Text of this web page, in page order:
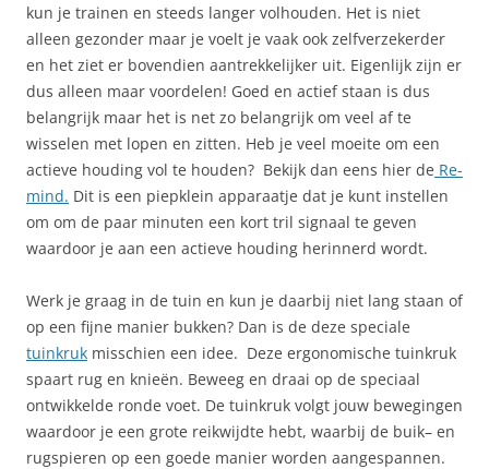
kun je trainen en steeds langer volhouden. Het is niet
alleen gezonder maar je voelt je vaak ook zelfverzekerder
en het ziet er bovendien aantrekkelijker uit. Eigenlijk zijn er
dus alleen maar voordelen! Goed en actief staan is dus
belangrijk maar het is net zo belangrijk om veel af te
wisselen met lopen en zitten. Heb je veel moeite om een
actieve houding vol te houden? Bekijk dan eens hier de Re-
mind. Dit is een piepklein apparaatje dat je kunt instellen
om om de paar minuten een kort tril signaal te geven
waardoor je aan een actieve houding herinnerd wordt.
Werk je graag in de tuin en kun je daarbij niet lang staan of
op een fijne manier bukken? Dan is de deze speciale
tuinkruk misschien een idee. Deze ergonomische tuinkruk
spaart rug en knieën. Beweeg en draai op de speciaal
ontwikkelde ronde voet. De tuinkruk volgt jouw bewegingen
waardoor je een grote reikwijdte hebt, waarbij de buik– en
rugspieren op een goede manier worden aangespannen.